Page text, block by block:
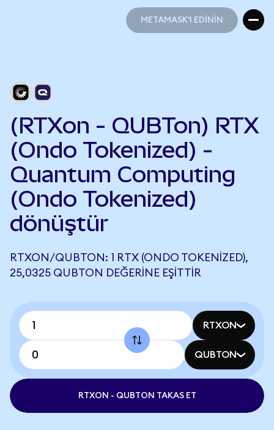
METAMASK'I EDİNİN
(RTXon - QUBTon) RTX
(Ondo Tokenized) -
Quantum Computing
(Ondo Tokenized)
dönüştür
RTXON/QUBTON: 1 RTX (ONDO TOKENIZED),
25,0325 QUBTON DEĞERINE EŞITTIR
RTXON
QUBTON
RTXON - QUBTON TAKAS ET